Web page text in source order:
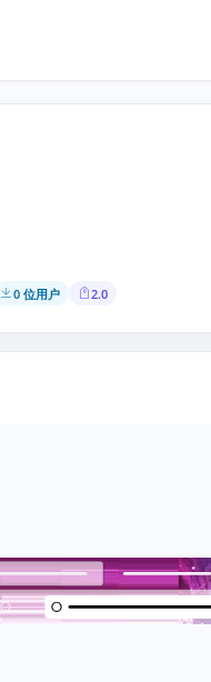
0 位用户 2.0